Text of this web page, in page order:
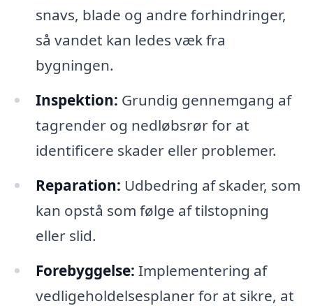
snavs, blade og andre forhindringer,
så vandet kan ledes væk fra
bygningen.
Inspektion: Grundig gennemgang af
tagrender og nedløbsrør for at
identificere skader eller problemer.
Reparation: Udbedring af skader, som
kan opstå som følge af tilstopning
eller slid.
Forebyggelse: Implementering af
vedligeholdelsesplaner for at sikre, at